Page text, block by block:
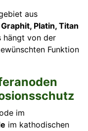
aus
Graphit, Platin, Titan
hängt von der
Funktion
im
im kathodischen